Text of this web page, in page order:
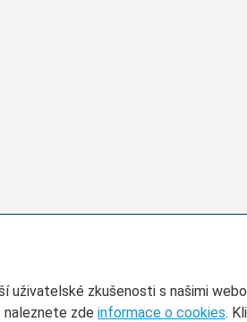
uživatelské zkušenosti s našimi
zde informace o cookies.